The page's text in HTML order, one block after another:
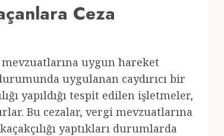
Ceza
uygun hareket
uygulanan caydırıcı bir
yapıldığı tespit edilen işletmeler,
Bu cezalar, vergi mevzuatlarına
yaptıkları durumlarda